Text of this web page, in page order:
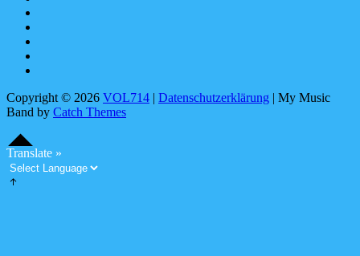
Copyright © 2026 VOL714 | Datenschutzerklärung | My Music
Band by Catch Themes
Up
Up
Translate »
S
cr
o
l
l
Up